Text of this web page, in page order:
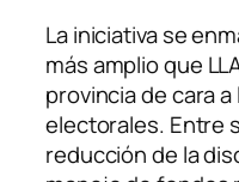
La iniciativa se
más amplio que
provincia de cara
electorales. Entre
reducción de la